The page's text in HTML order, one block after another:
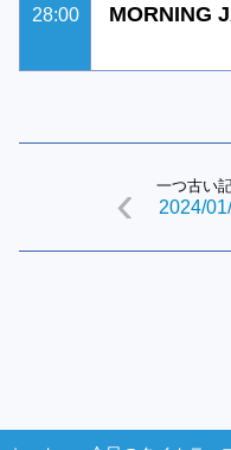
28:00 MORNING
一つ古い
2024/